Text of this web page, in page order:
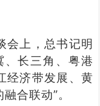
会上，总书记明
、长三角、粤港
经济带发展、黄
合联动”。